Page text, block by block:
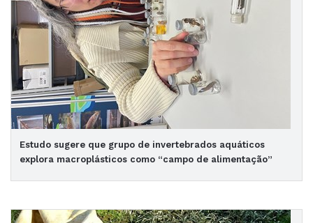
Estudo sugere que grupo de invertebrados aquáticos
explora macroplásticos como “campo de alimentação”